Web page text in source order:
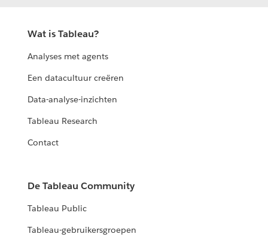
Wat is Tableau?
Analyses met agents
Een datacultuur creëren
Data-analyse-inzichten
Tableau Research
Contact
De Tableau Community
Tableau Public
Tableau-gebruikersgroepen